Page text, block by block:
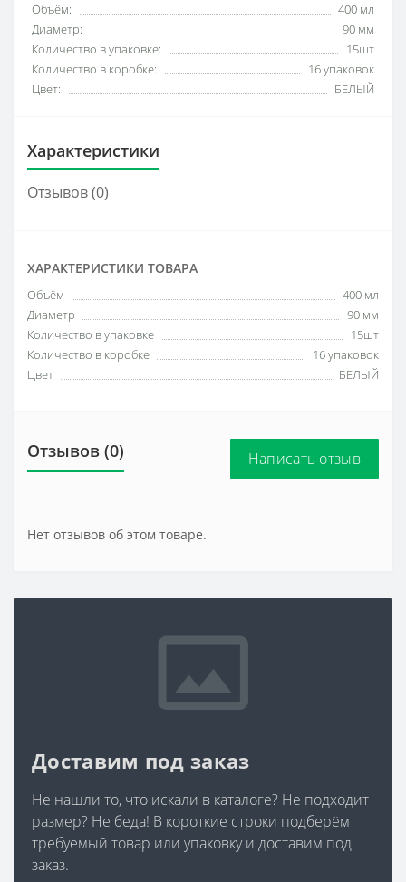
Объём:
400 мл
Диаметр:
90 мм
Количество в упаковке:
15шт
Количество в коробке:
16 упаковок
Цвет:
БЕЛЫЙ
Характеристики
Отзывов (0)
ХАРАКТЕРИСТИКИ ТОВАРА
Объём
400 мл
Диаметр
90 мм
Количество в упаковке
15шт
Количество в коробке
16 упаковок
Цвет
БЕЛЫЙ
Отзывов (0) Написать отзыв
Нет отзывов об этом товаре.
Доставим под заказ
Не нашли то, что искали в каталоге? Не подходит
размер? Не беда! В короткие строки подберём
требуемый товар или упаковку и доставим под
заказ.